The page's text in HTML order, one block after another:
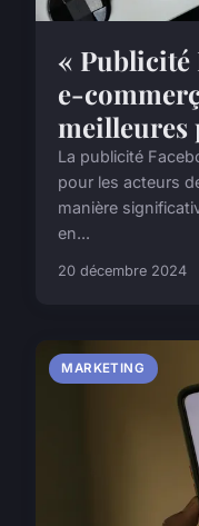
« Publicité
e-
meilleures
La publicité
pour les acteurs
manière
en...
20 décembre 2024
MARKETING